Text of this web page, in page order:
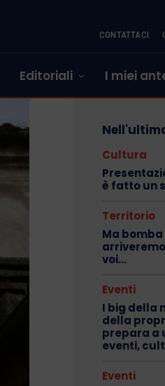
CONTATTACI
Editoriali I miei
Cultura
è fatto un
Territorio
Ma bomba
voi…
Eventi
I big della
della
prepara a
eventi,
Eventi